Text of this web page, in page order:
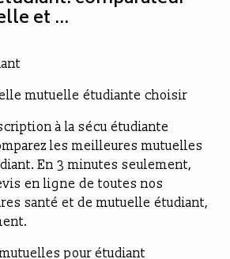
et ...
mutuelle étudiante choisir
à la sécu étudiante
les meilleures mutuelles
En 3 minutes seulement,
en ligne de toutes nos
santé et de mutuelle étudiant,
pour étudiant